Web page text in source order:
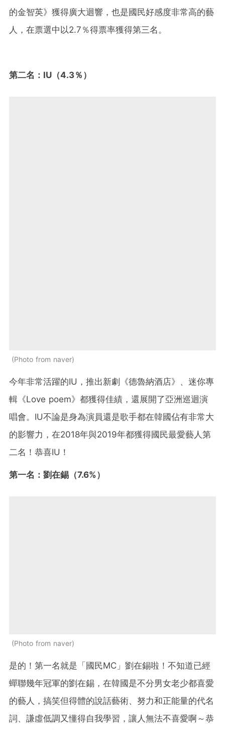
的金智英》獲得廣大迴響，也是國民好感度非常高的藝
人，在票選中以2.7％得票率獲得第三名。
第二名：IU（4.3％）
Photo from naver
今年非常活躍的IU，推出新劇《德魯納酒店》、迷你專
輯《Love poem》都獲得佳績，還展開了亞洲巡迴演
唱會。IU不論是身為演員還是歌手都在韓國佔有非常大
的影響力，在2018年與2019年都獲得國民最愛藝人第
二名！恭喜IU！
第一名：劉在錫（7.6%）
Photo from naver
是的！第一名就是「國民MC」劉在錫啦！不知道已經
蟬聯幾年冠軍的劉在錫，在韓國是不分男女老少都喜愛
的藝人，搞笑但得體的說話藝術、努力和正能量的代名
詞、謙虛低調又懂得自我學習，讓人無法不喜愛啊～恭